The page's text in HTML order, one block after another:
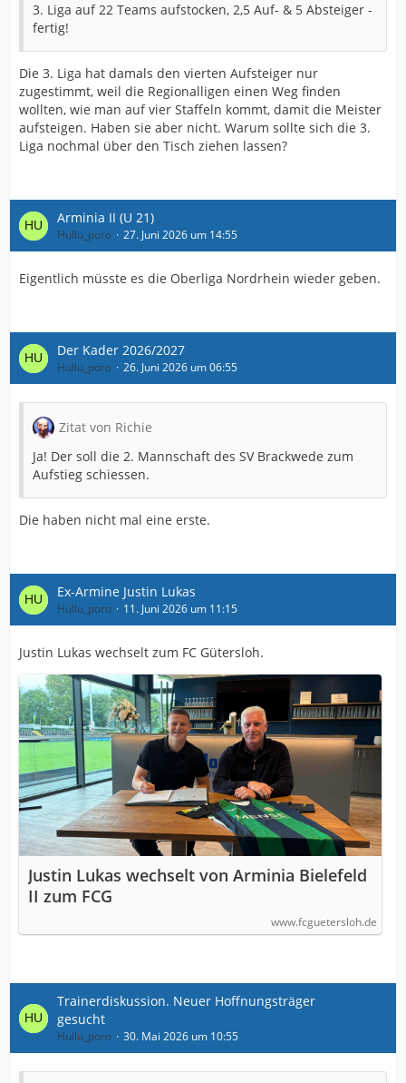
3. Liga auf 22 Teams aufstocken, 2,5 Auf- & 5 Absteiger -
fertig!
Die 3. Liga hat damals den vierten Aufsteiger nur
zugestimmt, weil die Regionalligen einen Weg finden
wollten, wie man auf vier Staffeln kommt, damit die Meister
aufsteigen. Haben sie aber nicht. Warum sollte sich die 3.
Liga nochmal über den Tisch ziehen lassen?
Arminia II (U 21)
Hullu_poro 27. Juni 2026 um 14:55
Eigentlich müsste es die Oberliga Nordrhein wieder geben.
Der Kader 2026/2027
Hullu_poro 26. Juni 2026 um 06:55
Zitat von Richie
Ja! Der soll die 2. Mannschaft des SV Brackwede zum
Aufstieg schiessen.
Die haben nicht mal eine erste.
Ex-Armine Justin Lukas
Hullu_poro 11. Juni 2026 um 11:15
Justin Lukas wechselt zum FC Gütersloh.
Justin Lukas wechselt von Arminia Bielefeld
II zum FCG
www.fcguetersloh.de
Trainerdiskussion. Neuer Hoffnungsträger
gesucht
Hullu_poro 30. Mai 2026 um 10:55